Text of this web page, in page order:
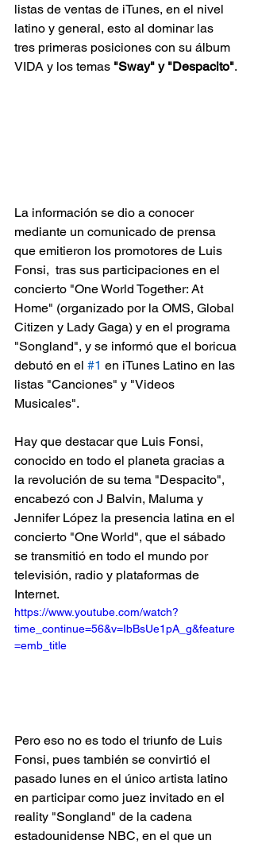
listas de ventas de iTunes, en el nivel
latino y general, esto al dominar las
tres primeras posiciones con su álbum
VIDA y los temas "Sway" y "Despacito".
La información se dio a conocer
mediante un comunicado de prensa
que emitieron los promotores de Luis
Fonsi,  tras sus participaciones en el
concierto "One World Together: At
Home" (organizado por la OMS, Global
Citizen y Lady Gaga) y en el programa
"Songland", y se informó que el boricua
debutó en el #1 en iTunes Latino en las
listas "Canciones" y "Videos
Musicales".
Hay que destacar que Luis Fonsi,
conocido en todo el planeta gracias a
la revolución de su tema "Despacito",
encabezó con J Balvin, Maluma y
Jennifer López la presencia latina en el
concierto "One World", que el sábado
se transmitió en todo el mundo por
televisión, radio y plataformas de
Internet.
https://www.youtube.com/watch?
time_continue=56&v=IbBsUe1pA_g&feature
=emb_title
Pero eso no es todo el triunfo de Luis
Fonsi, pues también se convirtió el
pasado lunes en el único artista latino
en participar como juez invitado en el
reality "Songland" de la cadena
estadounidense NBC, en el que un